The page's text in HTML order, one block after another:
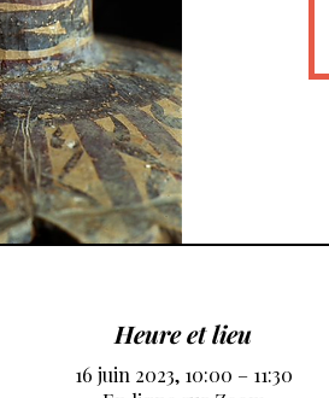
Heure et lieu
16 juin 2023, 10:00 – 11:30